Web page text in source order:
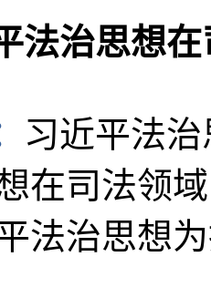
法治思想
习近平法
在司法领
法治思想